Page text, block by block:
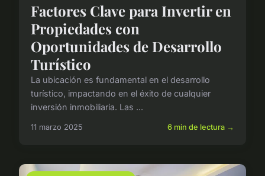
Factores Clave para Invertir en
Propiedades con
Oportunidades de Desarrollo
Turístico
La ubicación es fundamental en el desarrollo
turístico, impactando en el éxito de cualquier
inversión inmobiliaria. Las ...
11 marzo 2025 6 min de lectura →